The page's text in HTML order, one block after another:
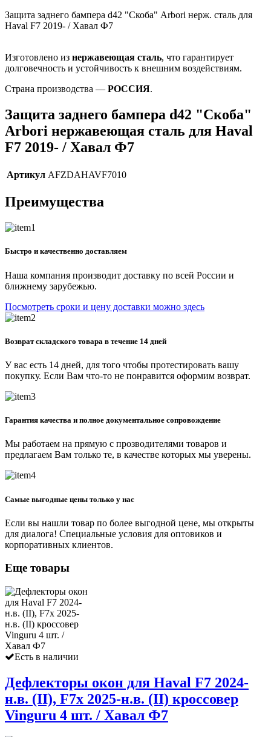
Защита заднего бампера d42 "Скоба" Arbori нерж. сталь для
Haval F7 2019- / Хавал Ф7
Изготовлено из нержавеющая сталь, что гарантирует
долговечность и устойчивость к внешним воздействиям.
Страна производства — РОССИЯ.
Защита заднего бампера d42 "Скоба"
Arbori нержавеющая сталь для Haval
F7 2019- / Хавал Ф7
Артикул AFZDAHAVF7010
Преимущества
Быстро и качественно доставляем
Наша компания производит доставку по всей России и
ближнему зарубежью.
Посмотреть сроки и цену доставки можно здесь
Возврат складского товара в течение 14 дней
У вас есть 14 дней, для того чтобы протестировать вашу
покупку. Если Вам что-то не понравится оформим возврат.
Гарантия качества и полное документальное сопровождение
Мы работаем на прямую с прозводителями товаров и
предлагаем Вам только те, в качестве которых мы уверены.
Самые выгодные цены только у нас
Если вы нашли товар по более выгодной цене, мы открыты
для диалога! Специальные условия для оптовиков и
корпоративных клиентов.
Еще товары
Есть в наличии
Дефлекторы окон для Haval F7 2024-
н.в. (II), F7x 2025-н.в. (II) кроссовер
Vinguru 4 шт. / Хавал Ф7